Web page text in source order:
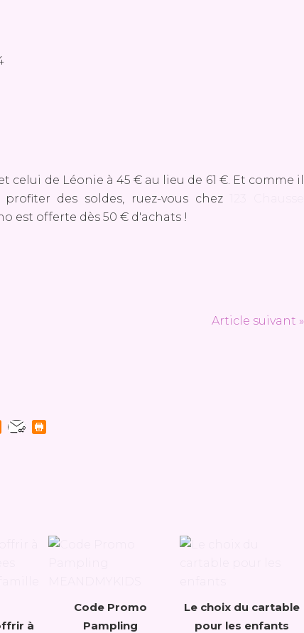
celui de Léonie à 45 € au lieu de 61 €. Et comme il
des soldes, ruez-vous chez
est offerte dès 50 € d'achats !
Article suivant »
à
Code Promo
Pampling
Le choix du cartable
pour les enfants